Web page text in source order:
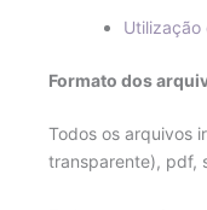
Utilização
Formato dos
Todos os arquivos
transparente), pdf,